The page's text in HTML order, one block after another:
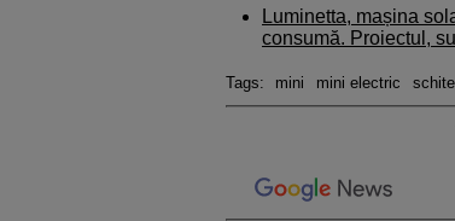
Luminetta, mașina
consumă. Proiectul,
Tags: mini mini electric